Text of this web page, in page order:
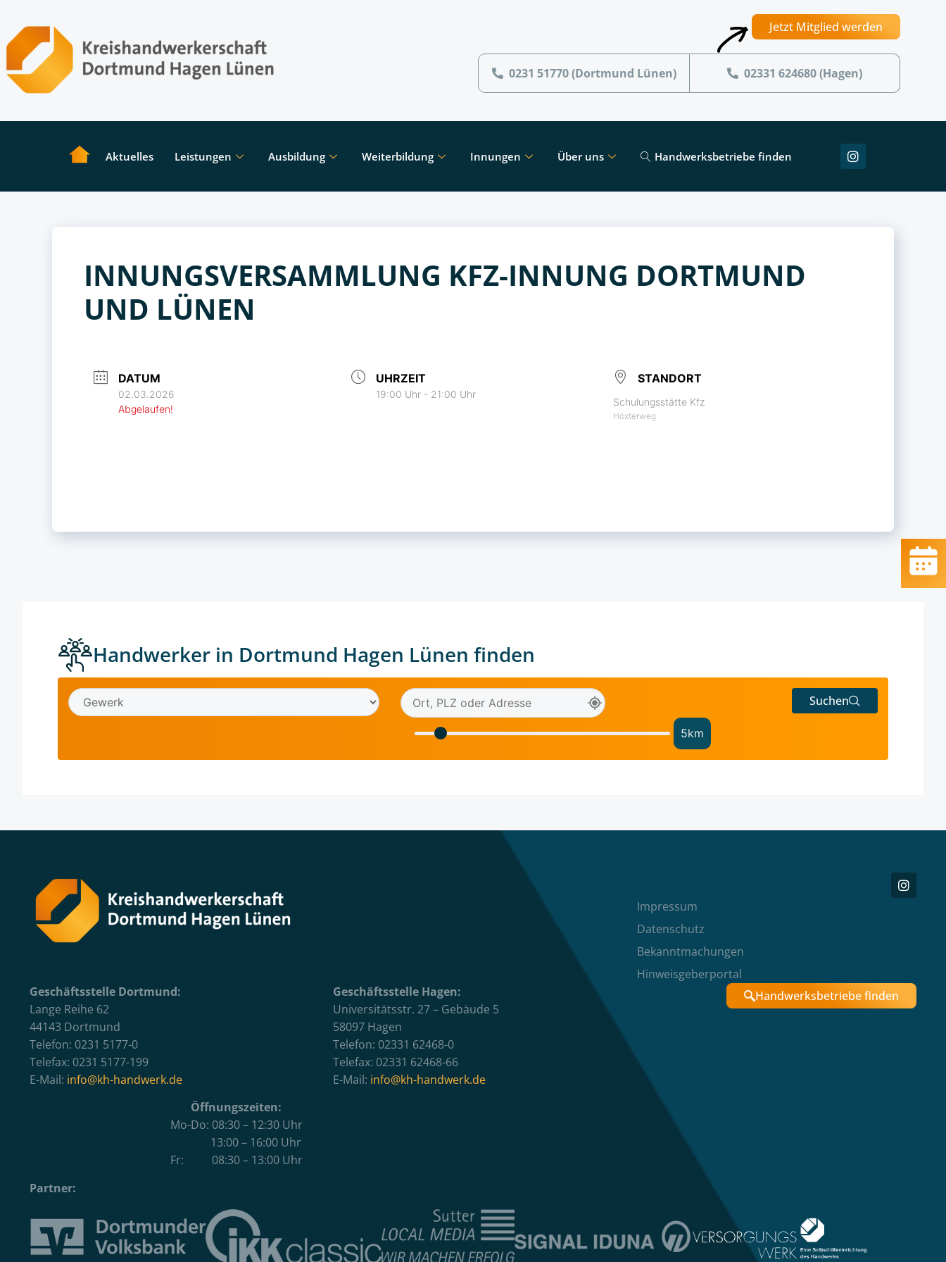
Jetzt Mitglied werden
0231 51770 (Dortmund Lünen) 02331 624680 (Hagen)
Aktuelles Leistungen Ausbildung Weiterbildung Innungen Über uns Handwerksbetriebe finden
INNUNGSVERSAMMLUNG KFZ-INNUNG DORTMUND
UND LÜNEN
DATUM
02.03.2026
Abgelaufen!
UHRZEIT
19:00 Uhr - 21:00 Uhr
STANDORT
Schulungsstätte Kfz
Höxterweg
Handwerker in Dortmund Hagen Lünen finden
5km
Suchen
Impressum
Datenschutz
Bekanntmachungen
Hinweisgeberportal
Geschäftsstelle Dortmund:
Lange Reihe 62
44143 Dortmund
Telefon: 0231 5177-0
Telefax: 0231 5177-199
E-Mail: info@kh-handwerk.de
Geschäftsstelle Hagen:
Universitätsstr. 27 – Gebäude 5
58097 Hagen
Telefon: 02331 62468-0
Telefax: 02331 62468-66
E-Mail: info@kh-handwerk.de
Handwerksbetriebe finden
Öffnungszeiten:
Mo-Do: 08:30 – 12:30 Uhr
13:00 – 16:00 Uhr
Fr: 08:30 – 13:00 Uhr
Partner: